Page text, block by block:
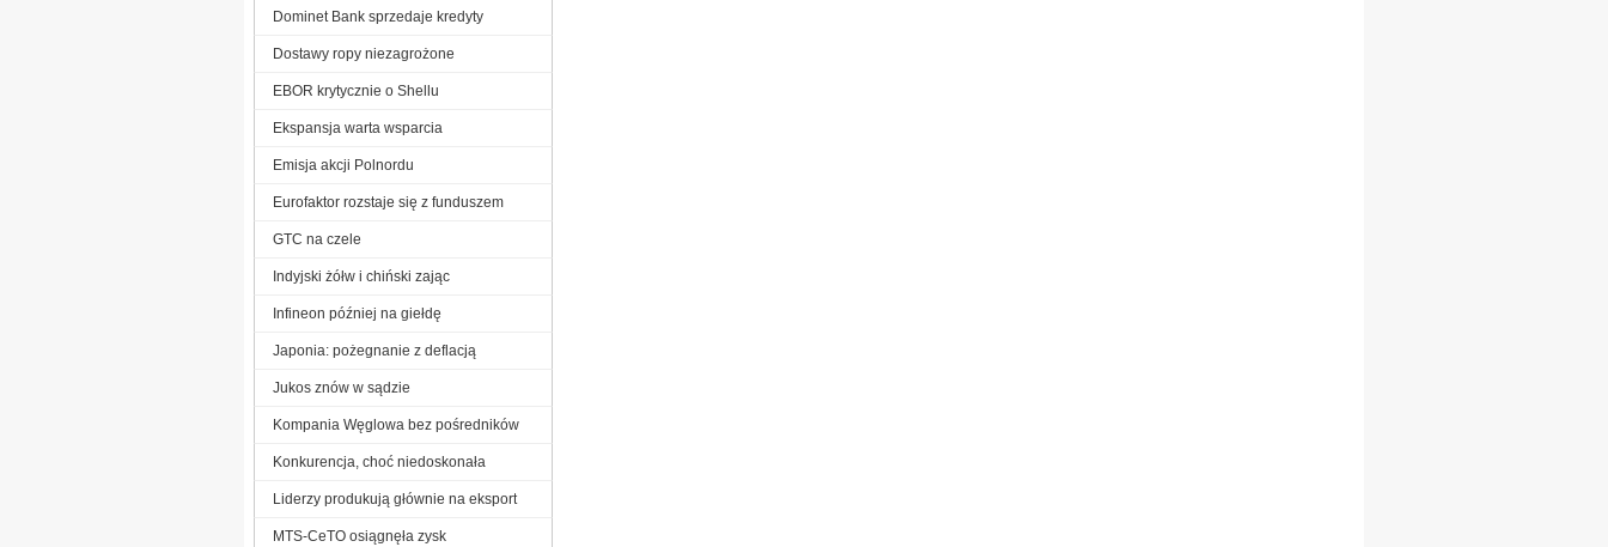
Dominet Bank sprzedaje kredyty
Dostawy ropy niezagrożone
EBOR krytycznie o Shellu
Ekspansja warta wsparcia
Emisja akcji Polnordu
Eurofaktor rozstaje się z funduszem
GTC na czele
Indyjski żółw i chiński zając
Infineon później na giełdę
Japonia: pożegnanie z deflacją
Jukos znów w sądzie
Kompania Węglowa bez pośredników
Konkurencja, choć niedoskonała
Liderzy produkują głównie na eksport
MTS-CeTO osiągnęła zysk